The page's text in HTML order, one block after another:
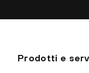
Prodotti e